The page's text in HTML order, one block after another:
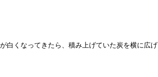
白くなってきたら、積み上げていた炭を横に広げ